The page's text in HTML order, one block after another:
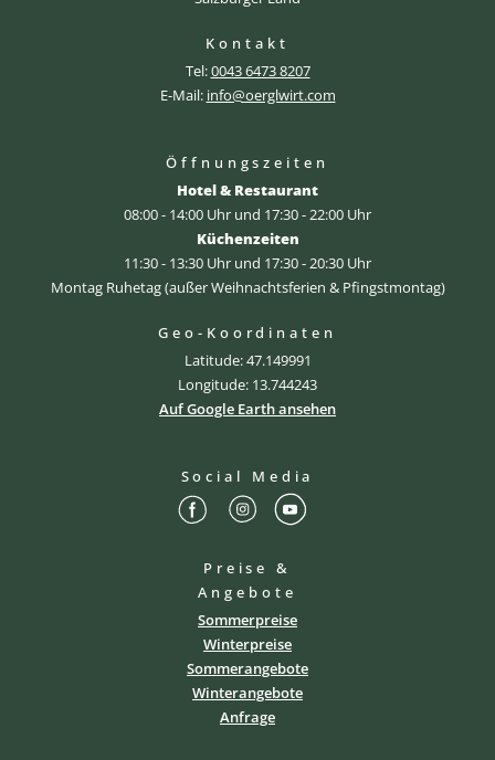
Kontakt
Tel:0043 6473 8207
E-Mail: info@oerglwirt.com
Öffnungszeiten
Hotel & Restaurant
08:00 - 14:00 Uhr und 17:30 - 22:00 Uhr
Küchenzeiten
11:30 - 13:30 Uhr und 17:30 - 20:30 Uhr
Montag Ruhetag (außer Weihnachtsferien & Pfingstmontag)
Geo-Koordinaten
Latitude: 47.149991
Longitude: 13.744243
Auf Google Earth ansehen
Social Media
Preise &
Angebote
Sommerpreise
Winterpreise
Sommerangebote
Winterangebote
Anfrage